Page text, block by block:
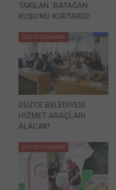
TAKILAN ‘BATAĞAN
KUŞU’NU KURTARDI!
DÜZCE GÜNDEMİ
DÜZCE BELEDİYESİ
HİZMET ARAÇLARI
ALACAK!
DÜZCE GÜNDEMİ